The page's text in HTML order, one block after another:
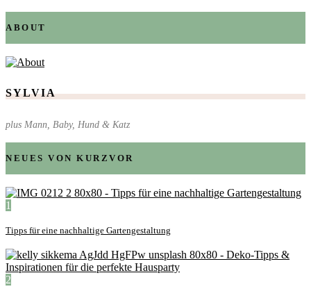
ABOUT
SYLVIA
plus Mann, Baby, Hund & Katz
NEUES VON KURZVOR
1
Tipps für eine nachhaltige Gartengestaltung
2